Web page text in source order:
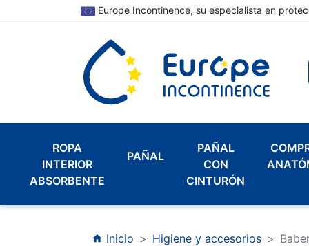
Europe Incontinence, su especialista en
ROPA
INTERIOR
ABSORBENTE
PAÑAL
PAÑAL
CON
CINTURÓN
home Inicio Higiene y accesorios